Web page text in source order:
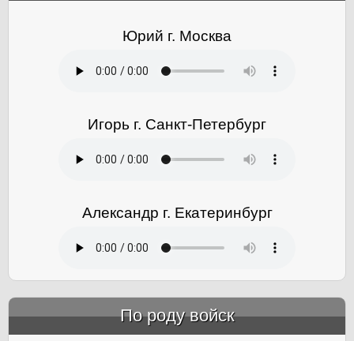
Юрий г. Москва
Игорь г. Санкт-Петербург
Александр г. Екатеринбург
По роду войск